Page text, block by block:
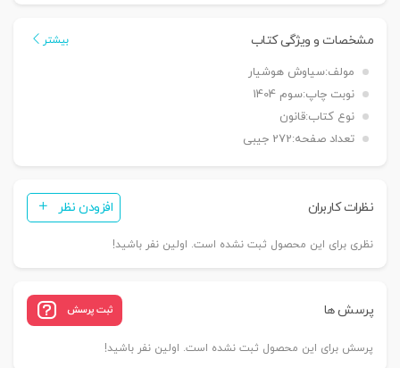
مشخصات و ویژگی کتاب بیشتر
مولف:سیاوش هوشیار
نوبت چاپ:سوم 1404
نوع کتاب:قانون
تعداد صفحه:272 جیبی
نظرات کاربران افزودن نظر
نظری برای این محصول ثبت نشده است. اولین نفر باشید!
پرسش ها ثبت پرسش
پرسش برای این محصول ثبت نشده است. اولین نفر باشید!